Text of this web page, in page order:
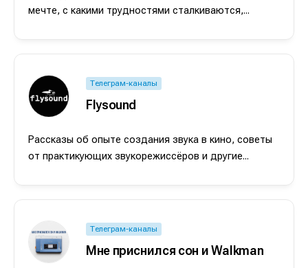
мечте, с какими трудностями сталкиваются,...
Телеграм-каналы
Flysound
Рассказы об опыте создания звука в кино, советы
от практикующих звукорежиссёров и другие...
Телеграм-каналы
Мне приснился сон и Walkman